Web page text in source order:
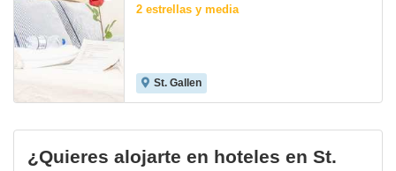
2 estrellas y media
St. Gallen
¿Quieres alojarte en hoteles en St.